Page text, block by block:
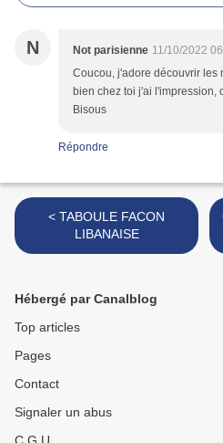
N Not parisienne 11/10/2022
Coucou, j'adore découvrir les
bien chez toi j'ai l'impression,
Bisous
Répondre
< TABOULE FACON
LIBANAISE
Hébergé par Canalblog
Top articles
Pages
Contact
Signaler un abus